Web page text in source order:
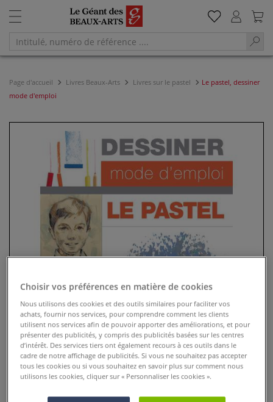
Page d'accueil Livres Beaux-Arts Livres sur le pastel
Le pastel, dessiner
mode d'emploi
Choisir vos préférences en matière de cookies
Nous utilisons des cookies et des outils similaires pour faciliter vos
achats, fournir nos services, pour comprendre comment les clients
utilisent nos services afin de pouvoir apporter des améliorations, et pour
présenter des publicités, y compris des publicités basées sur les centres
d’intérêt. Des services tiers ont également recours à ces outils dans le
cadre de notre affichage de publicités. Si vous ne souhaitez pas accepter
tous les cookies ou si vous souhaitez en savoir plus sur comment nous
utilisons les cookies, cliquer sur « Personnaliser les cookies ».